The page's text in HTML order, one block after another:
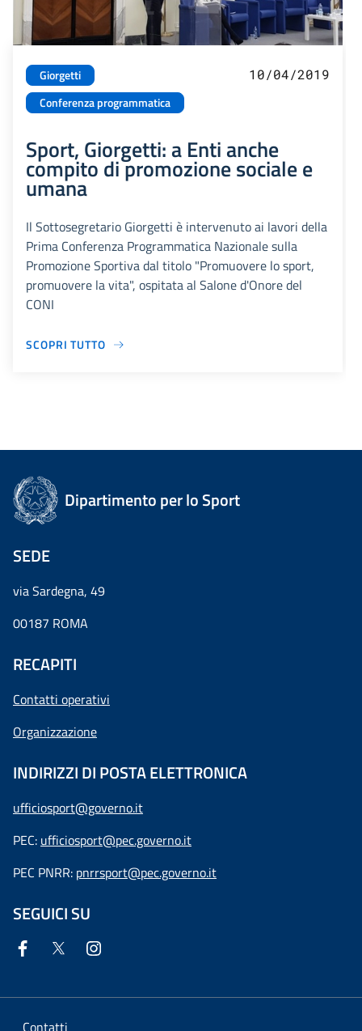
Giorgetti
Conferenza programmatica
10/04/2019
Sport, Giorgetti: a Enti anche
compito di promozione sociale e
umana
Il Sottosegretario Giorgetti è intervenuto ai lavori della
Prima Conferenza Programmatica Nazionale sulla
Promozione Sportiva dal titolo "Promuovere lo sport,
promuovere la vita", ospitata al Salone d'Onore del
CONI
SCOPRI TUTTO
Dipartimento per lo Sport
SEDE
via Sardegna, 49
00187 ROMA
RECAPITI
Contatti operativi
Organizzazione
INDIRIZZI DI POSTA ELETTRONICA
ufficiosport@governo.it
PEC: ufficiosport@pec.governo.it
PEC PNRR: pnrrsport@pec.governo.it
SEGUICI SU
Contatti